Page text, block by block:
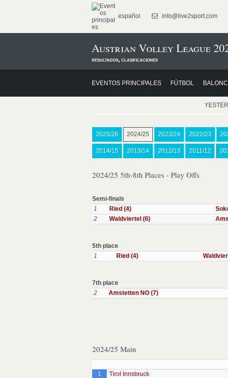
español info@live2sport.com
Austrian Volley League
resultados, clasificaciones
EVENTOS PRINCIPALES FÚTBOL
2025/26 2024/25 2023/24 2022/23
2014/15 2013/14 2012/13 2011/12
2024/25 5th-8th Places - Play Offs
Semi-finals
1
Ried (4)
2
Waldviertel (6)
5th place
1
Ried (4)
7th place
2
Amstetten NO (7)
2024/25 Main
1
Tirol Innsbruck